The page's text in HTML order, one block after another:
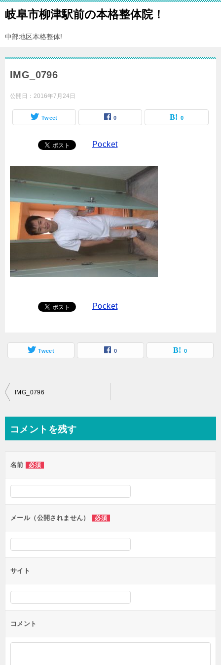
岐阜市柳津駅前の本格整体院！
中部地区本格整体!
IMG_0796
公開日： 2016年7月24日
Tweet 0 0
Pocket
Pocket
Tweet 0 0
投
ビ
ー
シ
ン
IMG_0796
コメントを残す
名前 必須
メール（公開されません） 必須
サイト
コメント